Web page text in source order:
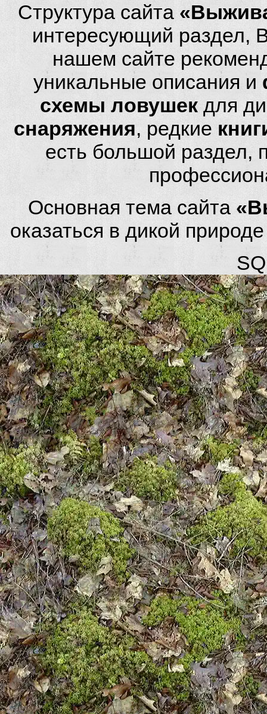
Структура сайта
интересующий раздел,
нашем сайте
уникальные описания и
схемы ловушек для
снаряжения, редкие
есть большой
Основная тема сайта
оказаться в дикой